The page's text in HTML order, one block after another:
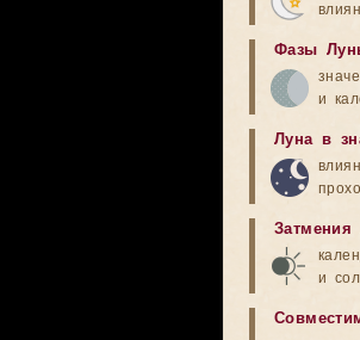
Фазы
и
Луна в
Затмения
и